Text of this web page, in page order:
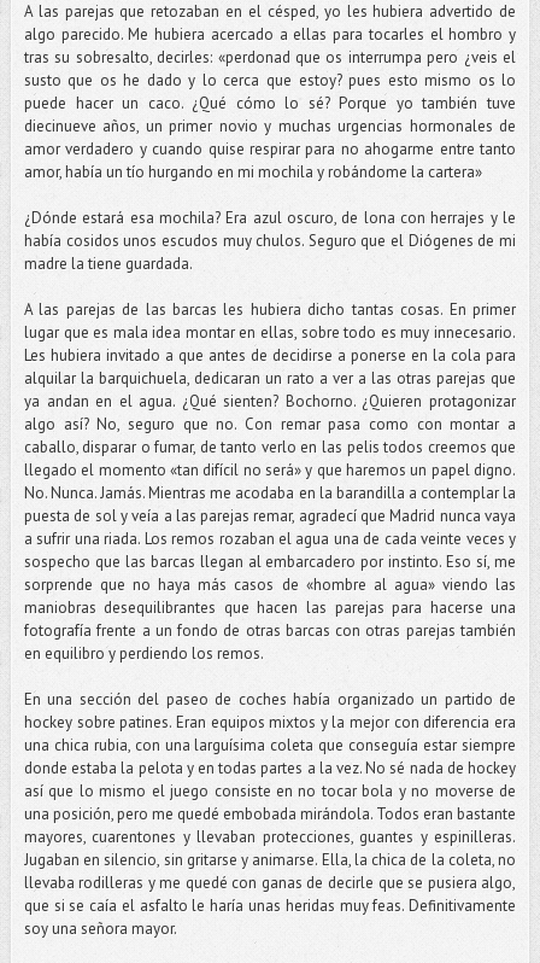
A las parejas que retozaban en el césped, yo les hubiera advertido de
algo parecido. Me hubiera acercado a ellas para tocarles el hombro y
tras su sobresalto, decirles: «perdonad que os interrumpa pero ¿veis el
susto que os he dado y lo cerca que estoy? pues esto mismo os lo
puede hacer un caco. ¿Qué cómo lo sé? Porque yo también tuve
diecinueve años, un primer novio y muchas urgencias hormonales de
amor verdadero y cuando quise respirar para no ahogarme entre tanto
amor, había un tío hurgando en mi mochila y robándome la cartera»
¿Dónde estará esa mochila? Era azul oscuro, de lona con herrajes y le
había cosidos unos escudos muy chulos. Seguro que el Diógenes de mi
madre la tiene guardada.
A las parejas de las barcas les hubiera dicho tantas cosas. En primer
lugar que es mala idea montar en ellas, sobre todo es muy innecesario.
Les hubiera invitado a que antes de decidirse a ponerse en la cola para
alquilar la barquichuela, dedicaran un rato a ver a las otras parejas que
ya andan en el agua. ¿Qué sienten? Bochorno. ¿Quieren protagonizar
algo así? No, seguro que no. Con remar pasa como con montar a
caballo, disparar o fumar, de tanto verlo en las pelis todos creemos que
llegado el momento «tan difícil no será» y que haremos un papel digno.
No. Nunca. Jamás. Mientras me acodaba en la barandilla a contemplar la
puesta de sol y veía a las parejas remar, agradecí que Madrid nunca vaya
a sufrir una riada. Los remos rozaban el agua una de cada veinte veces y
sospecho que las barcas llegan al embarcadero por instinto. Eso sí, me
sorprende que no haya más casos de «hombre al agua» viendo las
maniobras desequilibrantes que hacen las parejas para hacerse una
fotografía frente a un fondo de otras barcas con otras parejas también
en equilibro y perdiendo los remos.
En una sección del paseo de coches había organizado un partido de
hockey sobre patines. Eran equipos mixtos y la mejor con diferencia era
una chica rubia, con una larguísima coleta que conseguía estar siempre
donde estaba la pelota y en todas partes a la vez. No sé nada de hockey
así que lo mismo el juego consiste en no tocar bola y no moverse de
una posición, pero me quedé embobada mirándola. Todos eran bastante
mayores, cuarentones y llevaban protecciones, guantes y espinilleras.
Jugaban en silencio, sin gritarse y animarse. Ella, la chica de la coleta, no
llevaba rodilleras y me quedé con ganas de decirle que se pusiera algo,
que si se caía el asfalto le haría unas heridas muy feas. Definitivamente
soy una señora mayor.